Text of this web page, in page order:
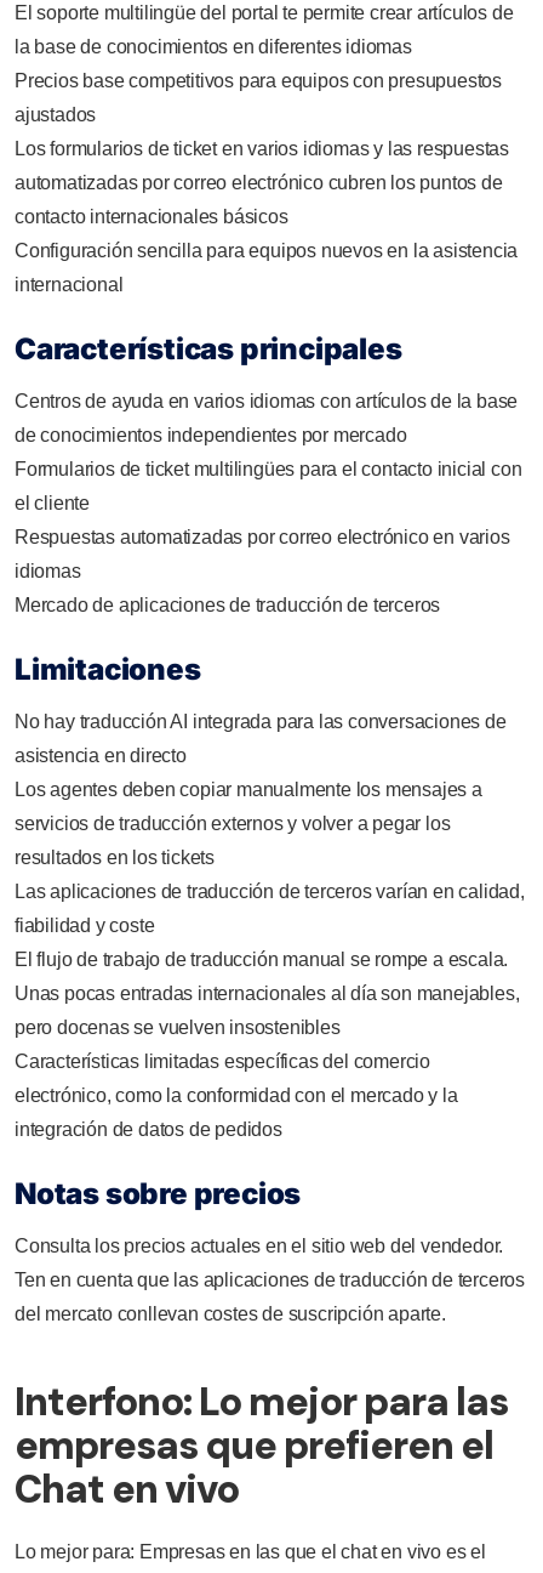
El soporte multilingüe del portal te permite crear artículos de
la base de conocimientos en diferentes idiomas
Precios base competitivos para equipos con presupuestos
ajustados
Los formularios de ticket en varios idiomas y las respuestas
automatizadas por correo electrónico cubren los puntos de
contacto internacionales básicos
Configuración sencilla para equipos nuevos en la asistencia
internacional
Características principales
Centros de ayuda en varios idiomas con artículos de la base
de conocimientos independientes por mercado
Formularios de ticket multilingües para el contacto inicial con
el cliente
Respuestas automatizadas por correo electrónico en varios
idiomas
Mercado de aplicaciones de traducción de terceros
Limitaciones
No hay traducción AI integrada para las conversaciones de
asistencia en directo
Los agentes deben copiar manualmente los mensajes a
servicios de traducción externos y volver a pegar los
resultados en los tickets
Las aplicaciones de traducción de terceros varían en calidad,
fiabilidad y coste
El flujo de trabajo de traducción manual se rompe a escala.
Unas pocas entradas internacionales al día son manejables,
pero docenas se vuelven insostenibles
Características limitadas específicas del comercio
electrónico, como la conformidad con el mercado y la
integración de datos de pedidos
Notas sobre precios
Consulta los precios actuales en el sitio web del vendedor.
Ten en cuenta que las aplicaciones de traducción de terceros
del mercato conllevan costes de suscripción aparte.
Interfono: Lo mejor para las
empresas que prefieren el
Chat en vivo
Lo mejor para: Empresas en las que el chat en vivo es el